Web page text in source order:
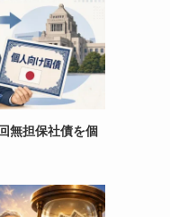
無担保社債を個